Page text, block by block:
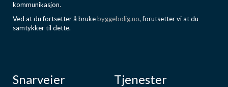
kommunikasjon.
Ved at du fortsetter å brukebyggebolig.no, forutsetter vi at du
samtykker til dette.
Snarveier Tjenester